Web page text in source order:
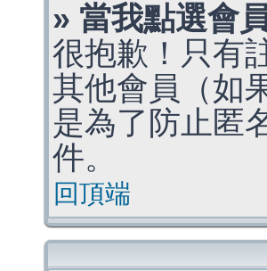
» 當我點選會
很抱歉！只有
其他會員（如
是為了防止匿
件。
回頂端